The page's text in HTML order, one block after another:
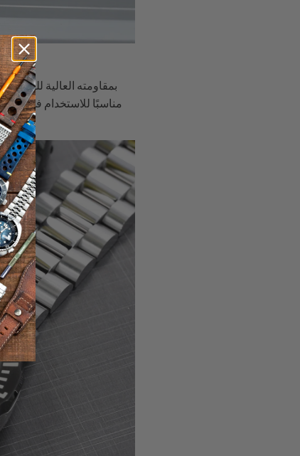
مناسبًا للاستخدام في
التآكل، والنعومة لطلاء DLC تجعل منه طلاءً مثاليًا لتطبيقه على أساور الساعات المصنوعة من الفولاذ المقاوم للصدأ.